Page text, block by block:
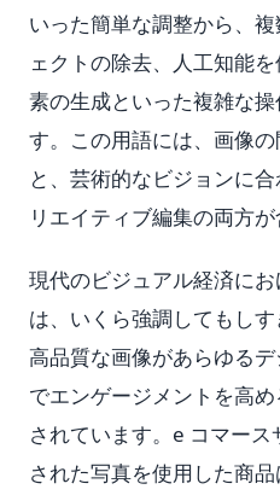
いった簡単な調整から、
ェクトの除去、人工知能
素の生成といった複雑な
す。この用語には、画像
と、芸術的なビジョンに
リエイティブ編集の両方が
現代のビジュアル経済に
は、いくら強調してもしす
高品質な画像があらゆる
でエンゲージメントを高
されています。e コマー
された写真を使用した商